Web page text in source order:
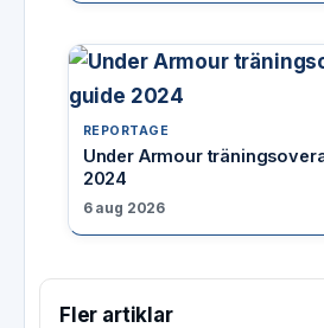
REPORTAGE
Under Armour
2024
6 aug 2026
Fler artiklar